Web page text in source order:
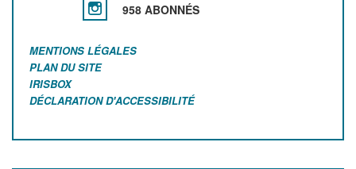
958 ABONNÉS
MENTIONS LÉGALES
PLAN DU SITE
IRISBOX
DÉCLARATION D'ACCESSIBILITÉ